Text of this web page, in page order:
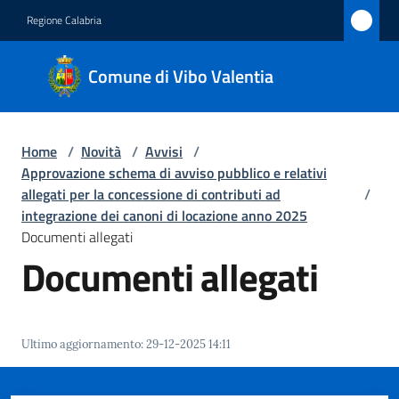
Regione Calabria
Comune di Vibo Valentia
Comune
di Vibo
Valentia
Amministrazione
Novità
Menu selezionato
Servizi
Vivere
Home / Novità / Avvisi /
Approvazione schema di avviso pubblico e relativi
allegati per la concessione di contributi ad
integrazione dei canoni di locazione anno 2025
/
Documenti allegati
Documenti allegati
Ultimo aggiornamento:29-12-2025 14:11